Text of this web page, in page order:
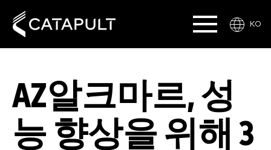
KO
AZ알크마르, 성
능 향상을 위해 3